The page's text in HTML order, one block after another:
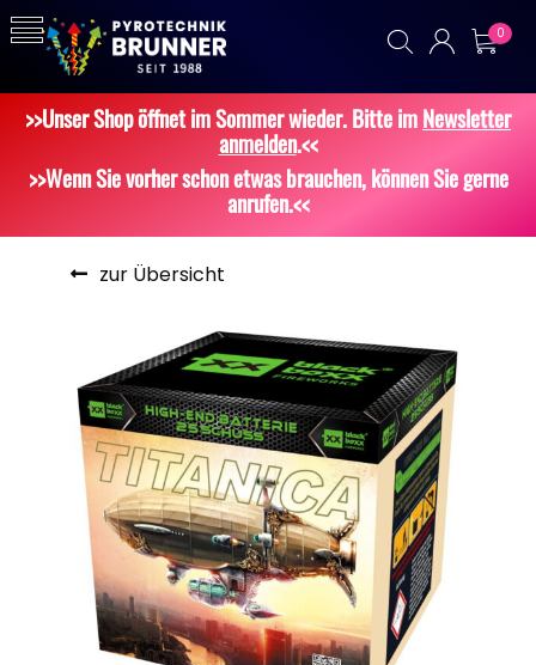
0
>>Unser Shop öffnet im Sommer wieder. Bitte imNewsletter
anmelden.<<
>>Wenn Sie vorher schon etwas brauchen, können Sie gerne
anrufen.<<
zur Übersicht